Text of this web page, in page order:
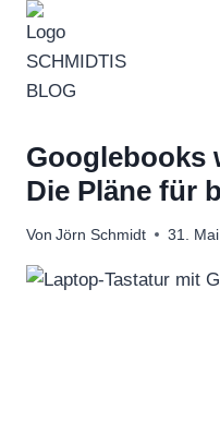
Zum
Inhalt
springen
Googlebooks
Die Pläne für
Von Jörn Schmidt 31.